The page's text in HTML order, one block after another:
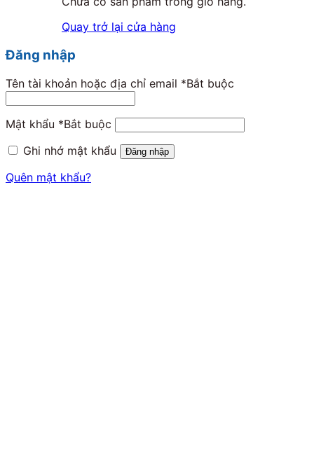
Quay trở lại cửa hàng
Đăng nhập
Tên tài khoản hoặc địa chỉ email *Bắt buộc
Mật khẩu *Bắt buộc
Ghi nhớ mật khẩu
Đăng nhập
Quên mật khẩu?